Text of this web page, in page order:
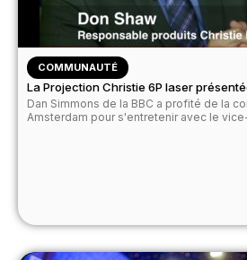
COMMUNAUTÉ
La Projection Christie 6P laser
Dan Simmons de la BBC a profité de la
Amsterdam pour s'entretenir avec le